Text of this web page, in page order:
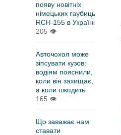
появу новітніх
німецьких гаубиць
RCH-155 в Україні
205 👁
Авточохол може
зіпсувати кузов:
водіям пояснили,
коли він захищає,
а коли шкодить
165 👁
Що заважає нам
ставати